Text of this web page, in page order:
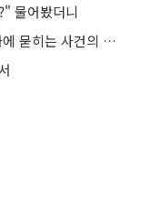
물어봤더니
전신 제모‧음주운전 술타기…이슈화에 묻히는 사건의 본질